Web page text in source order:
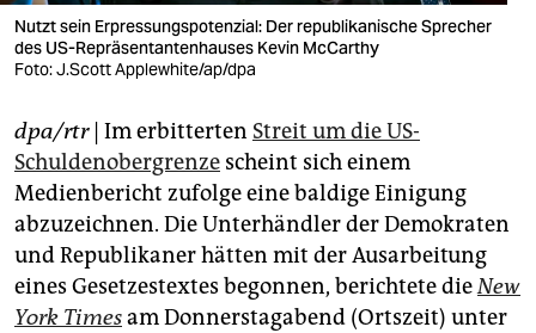
verlag
veranstaltungen
fragen & hilfe
unterstützen
abo
genossenschaft
Nutzt sein Erpressungspotenzial: Der republikanische Sprecher
des US-Repräsentantenhauses Kevin McCarthy
Foto: J.Scott Applewhite/ap/dpa
dpa/rtr| Im erbitterten Streit um die US-
Schuldenobergrenze scheint sich einem
Medienbericht zufolge eine baldige Einigung
abzuzeichnen. Die Unterhändler der Demokraten
und Republikaner hätten mit der Ausarbeitung
eines Gesetzestextes begonnen, berichtete dieNew
York Timesam Donnerstagabend (Ortszeit) unter